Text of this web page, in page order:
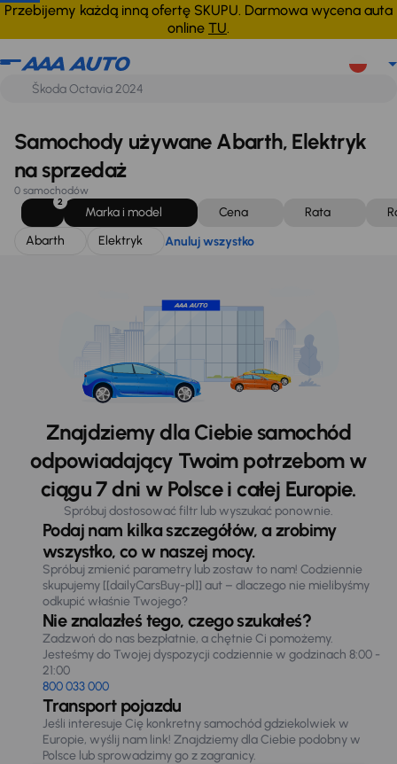
Przebijemy każdą inną ofertę SKUPU. Darmowa wycena auta
online TU.
Abarth Elektryk Anuluj wszystko
Samochody używane Abarth, Elektryk
na sprzedaż
0 samochodów
2
Marka i model Cena Rata
Abarth
Elektryk Anuluj wszystko
Znajdziemy dla Ciebie samochód
odpowiadający Twoim potrzebom w
ciągu 7 dni w Polsce i całej Europie.
Spróbuj dostosować filtr lub wyszukać ponownie.
Podaj nam kilka szczegółów, a zrobimy
wszystko, co w naszej mocy.
Spróbuj zmienić parametry lub zostaw to nam! Codziennie
skupujemy [[dailyCarsBuy-pl]] aut – dlaczego nie mielibyśmy
odkupić właśnie Twojego?
Nie znalazłeś tego, czego szukałeś?
Zadzwoń do nas bezpłatnie, a chętnie Ci pomożemy.
Jesteśmy do Twojej dyspozycji codziennie w godzinach 8:00 -
21:00
800 033 000
Transport pojazdu
Jeśli interesuje Cię konkretny samochód gdziekolwiek w
Europie, wyślij nam link! Znajdziemy dla Ciebie podobny w
Polsce lub sprowadzimy go z zagranicy.